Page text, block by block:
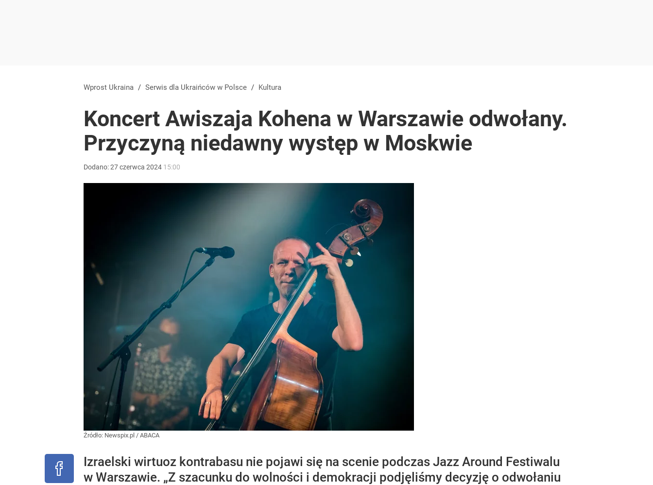
Wprost Ukraina / Serwis dla Ukraińców w Polsce / Kultura
Koncert Awiszaja Kohena w Warszawie odwołany.
Przyczyną niedawny występ w Moskwie
Dodano:27czerwca 2024 15:00
Źródło: Newspix.pl / ABACA
Izraelski wirtuoz kontrabasu nie pojawi się na scenie podczas Jazz Around Festiwalu
w Warszawie. „Z szacunku do wolności i demokracji podjęliśmy decyzję o odwołaniu